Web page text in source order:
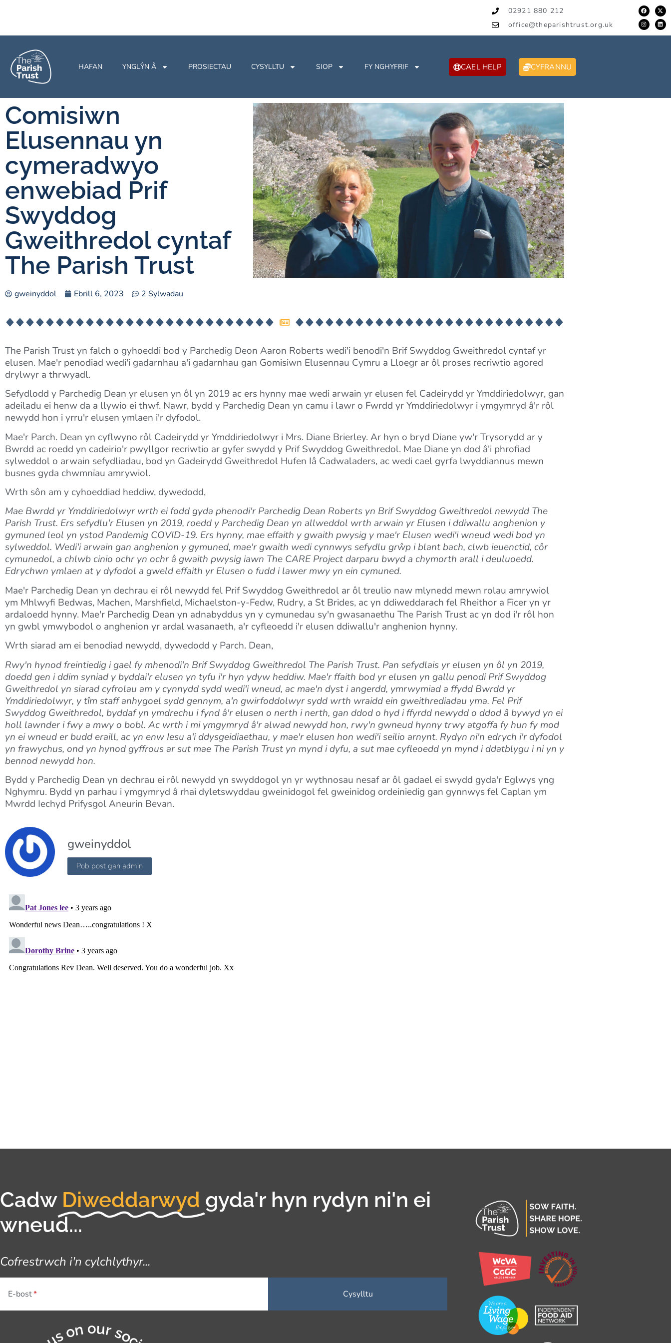
02921 880 212
office@theparishtrust.org.uk
HAFAN YNGLŶN Â PROSIECTAU CYSYLLTU SIOP FY NGHYFRIF CAEL HELP CYFRANNU
Comisiwn
Elusennau yn
cymeradwyo
enwebiad Prif
Swyddog
Gweithredol cyntaf
The Parish Trust
gweinyddol Ebrill 6, 2023 2 Sylwadau
The Parish Trust yn falch o gyhoeddi bod y Parchedig Deon Aaron Roberts wedi'i benodi'n Brif Swyddog Gweithredol cyntaf yr
elusen. Mae'r penodiad wedi'i gadarnhau a'i gadarnhau gan Gomisiwn Elusennau Cymru a Lloegr ar ôl proses recriwtio agored
drylwyr a thrwyadl.
Sefydlodd y Parchedig Dean yr elusen yn ôl yn 2019 ac ers hynny mae wedi arwain yr elusen fel Cadeirydd yr Ymddiriedolwyr, gan
adeiladu ei henw da a llywio ei thwf. Nawr, bydd y Parchedig Dean yn camu i lawr o Fwrdd yr Ymddiriedolwyr i ymgymryd â'r rôl
newydd hon i yrru'r elusen ymlaen i'r dyfodol.
Mae'r Parch. Dean yn cyflwyno rôl Cadeirydd yr Ymddiriedolwyr i Mrs. Diane Brierley. Ar hyn o bryd Diane yw'r Trysorydd ar y
Bwrdd ac roedd yn cadeirio'r pwyllgor recriwtio ar gyfer swydd y Prif Swyddog Gweithredol. Mae Diane yn dod â'i phrofiad
sylweddol o arwain sefydliadau, bod yn Gadeirydd Gweithredol Hufen Iâ Cadwaladers, ac wedi cael gyrfa lwyddiannus mewn
busnes gyda chwmnïau amrywiol.
Wrth sôn am y cyhoeddiad heddiw, dywedodd,
Mae Bwrdd yr Ymddiriedolwyr wrth ei fodd gyda phenodi'r Parchedig Dean Roberts yn Brif Swyddog Gweithredol newydd The
Parish Trust. Ers sefydlu'r Elusen yn 2019, roedd y Parchedig Dean yn allweddol wrth arwain yr Elusen i ddiwallu anghenion y
gymuned leol yn ystod Pandemig COVID-19. Ers hynny, mae effaith y gwaith pwysig y mae'r Elusen wedi'i wneud wedi bod yn
sylweddol. Wedi'i arwain gan anghenion y gymuned, mae'r gwaith wedi cynnwys sefydlu grŵp i blant bach, clwb ieuenctid, côr
cymunedol, a chlwb cinio ochr yn ochr â gwaith pwysig iawn The CARE Project darparu bwyd a chymorth arall i deuluoedd.
Edrychwn ymlaen at y dyfodol a gweld effaith yr Elusen o fudd i lawer mwy yn ein cymuned.
Mae'r Parchedig Dean yn dechrau ei rôl newydd fel Prif Swyddog Gweithredol ar ôl treulio naw mlynedd mewn rolau amrywiol
ym Mhlwyfi Bedwas, Machen, Marshfield, Michaelston-y-Fedw, Rudry, a St Brides, ac yn ddiweddarach fel Rheithor a Ficer yn yr
ardaloedd hynny. Mae'r Parchedig Dean yn adnabyddus yn y cymunedau sy'n gwasanaethu The Parish Trust ac yn dod i'r rôl hon
yn gwbl ymwybodol o anghenion yr ardal wasanaeth, a'r cyfleoedd i'r elusen ddiwallu'r anghenion hynny.
Wrth siarad am ei benodiad newydd, dywedodd y Parch. Dean,
Rwy'n hynod freintiedig i gael fy mhenodi'n Brif Swyddog Gweithredol The Parish Trust. Pan sefydlais yr elusen yn ôl yn 2019,
doedd gen i ddim syniad y byddai'r elusen yn tyfu i'r hyn ydyw heddiw. Mae'r ffaith bod yr elusen yn gallu penodi Prif Swyddog
Gweithredol yn siarad cyfrolau am y cynnydd sydd wedi'i wneud, ac mae'n dyst i angerdd, ymrwymiad a ffydd Bwrdd yr
Ymddiriedolwyr, y tîm staff anhygoel sydd gennym, a'n gwirfoddolwyr sydd wrth wraidd ein gweithrediadau yma. Fel Prif
Swyddog Gweithredol, byddaf yn ymdrechu i fynd â'r elusen o nerth i nerth, gan ddod o hyd i ffyrdd newydd o ddod â bywyd yn ei
holl lawnder i fwy a mwy o bobl. Ac wrth i mi ymgymryd â'r alwad newydd hon, rwy'n gwneud hynny trwy atgoffa fy hun fy mod
yn ei wneud er budd eraill, ac yn enw Iesu a'i ddysgeidiaethau, y mae'r elusen hon wedi'i seilio arnynt. Rydyn ni'n edrych i'r dyfodol
yn frawychus, ond yn hynod gyffrous ar sut mae The Parish Trust yn mynd i dyfu, a sut mae cyfleoedd yn mynd i ddatblygu i ni yn y
bennod newydd hon.
Bydd y Parchedig Dean yn dechrau ei rôl newydd yn swyddogol yn yr wythnosau nesaf ar ôl gadael ei swydd gyda'r Eglwys yng
Nghymru. Bydd yn parhau i ymgymryd â rhai dyletswyddau gweinidogol fel gweinidog ordeiniedig gan gynnwys fel Caplan ym
Mwrdd Iechyd Prifysgol Aneurin Bevan.
gweinyddol
Pob post gan admin
Cadw Diweddarwyd gyda'r hyn rydyn ni'n ei
wneud...
Cofrestrwch i'n cylchlythyr...
E-bost